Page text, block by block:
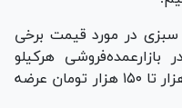
سبزی در مورد قیمت برخی
بازارعمده‌فروشی هرکیلو
گیلاس باتوجه به کیفیت بین ۵۰ هزار تا ۱۵۰ هزار تومان عرضه